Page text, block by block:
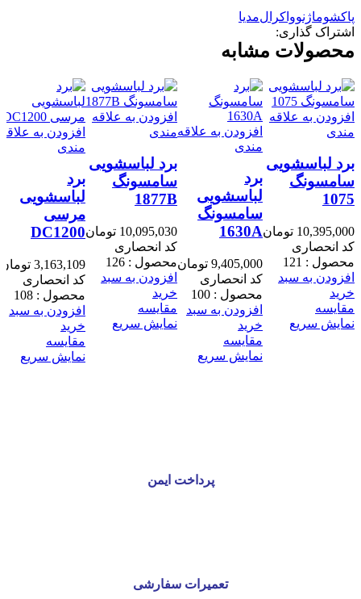
پاکشوماژنووا کرالمدیا
اشتراک گذاری:
محصولات مشابه
افزودن به علاقه
مندی
برد لباسشویی
سامسونگ
1075
10,395,000 تومان
کد انحصاری
محصول : 121
افزودن به سبد
خرید
مقايسه
نمایش سریع
افزودن به علاقه
مندی
برد
لباسشویی
سامسونگ
1630A
9,405,000 تومان
کد انحصاری
محصول : 100
افزودن به سبد
خرید
مقايسه
نمایش سریع
افزودن به علاقه
مندی
برد لباسشویی
سامسونگ
1877B
10,095,030 تومان
کد انحصاری
محصول : 126
افزودن به سبد
خرید
مقايسه
نمایش سریع
افزودن به علاقه
مندی
برد
لباسشویی
مرسی
DC1200
3,163,109 تومان
کد انحصاری
محصول : 108
افزودن به سبد
خرید
مقايسه
نمایش سریع
پرداخت ایمن
تعمیرات سفارشی